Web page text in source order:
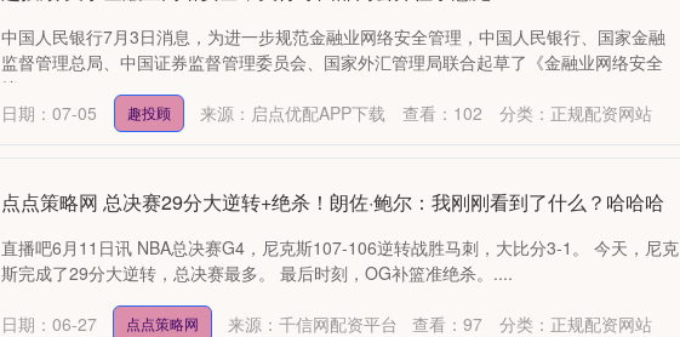
中国人民银行7月3日消息，为进一步规范金融业网络安全管理，中国人民银行、国家金融
监督管理总局、中国证券监督管理委员会、国家外汇管理局联合起草了《金融业网络安全
管....
日期：07-05
趣投顾 来源：启点优配APP下载 查看： 102 分类： 正规配资网站
点点策略网 总决赛29分大逆转+绝杀！朗佐·鲍尔：我刚刚看到了什么？哈哈哈
直播吧6月11日讯 NBA总决赛G4，尼克斯107-106逆转战胜马刺，大比分3-1。 今天，尼克
斯完成了29分大逆转，总决赛最多。 最后时刻，OG补篮准绝杀。....
日期：06-27 点点策略网 来源：千信网配资平台 查看：97 分类： 正规配资网站